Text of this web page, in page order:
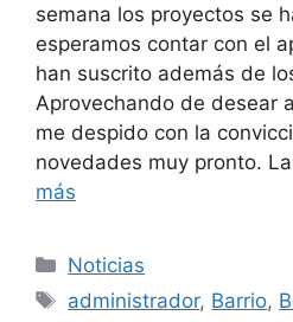
semana los proyectos se
esperamos contar con el
han suscrito además de
Aprovechando de desear
me despido con la
novedades muy pronto.
más
Categorías
Noticias
Etiquetas
administrador, Barrio,